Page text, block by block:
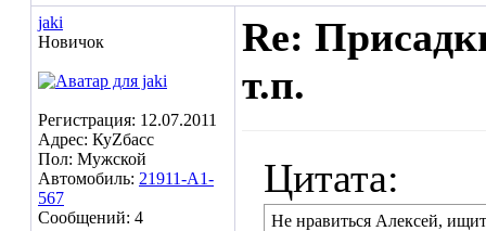
jaki
Новичок
Регистрация: 12.07.2011
Адрес: КуZбасс
Пол: Мужской
Автомобиль: 21911-A1-
567
Сообщений: 4
Re:
т.п.
Цитата:
Не нравиться Алексей,